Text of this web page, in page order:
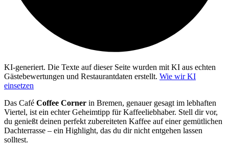
KI-generiert. Die Texte auf dieser Seite wurden mit KI aus echten
Gästebewertungen und Restaurantdaten erstellt. Wie wir KI
einsetzen
Das Café Coffee Corner in Bremen, genauer gesagt im lebhaften
Viertel, ist ein echter Geheimtipp für Kaffeeliebhaber. Stell dir vor,
du genießt deinen perfekt zubereiteten Kaffee auf einer gemütlichen
Dachterrasse – ein Highlight, das du dir nicht entgehen lassen
solltest.